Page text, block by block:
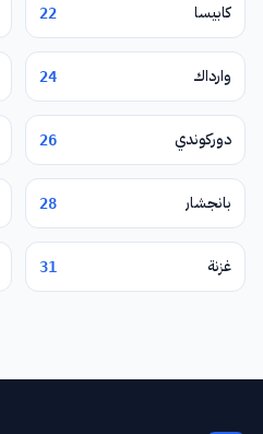
كابيسا 22
وارداك 24
دوركوندي 26
بانجشار 28
غزنة 31